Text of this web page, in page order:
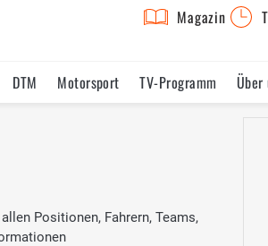
Magazin
DTM Motorsport TV-Programm Über
Positionen, Fahrern, Teams,